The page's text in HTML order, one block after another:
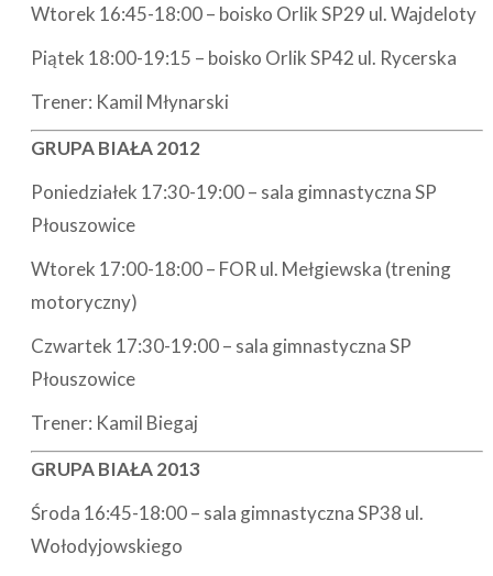
Wtorek 16:45-18:00 – boisko Orlik SP29 ul. Wajdeloty
Piątek 18:00-19:15 – boisko Orlik SP42 ul. Rycerska
Trener: Kamil Młynarski
GRUPA BIAŁA 2012
Poniedziałek 17:30-19:00 – sala gimnastyczna SP
Płouszowice
Wtorek 17:00-18:00 – FOR ul. Mełgiewska (trening
motoryczny)
Czwartek 17:30-19:00 – sala gimnastyczna SP
Płouszowice
Trener: Kamil Biegaj
GRUPA BIAŁA 2013
Środa 16:45-18:00 – sala gimnastyczna SP38 ul.
Wołodyjowskiego